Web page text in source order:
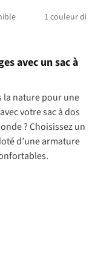
1 couleur
avec un sac à
la nature pour une
votre sac à dos
? Choisissez un
d’une armature